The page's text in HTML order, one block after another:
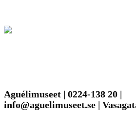
Aguélimuseet | 0224-138 20 |
info@aguelimuseet.se |